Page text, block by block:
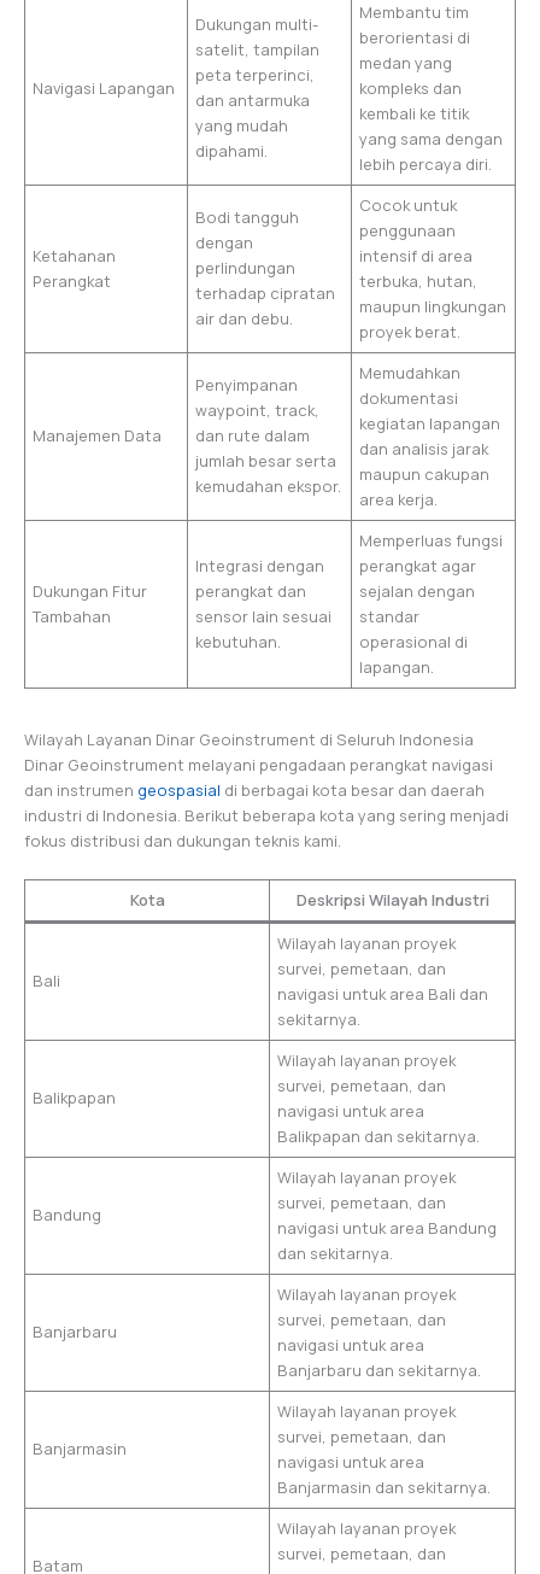
Navigasi Lapangan
Dukungan multi-
satelit, tampilan
peta terperinci,
dan antarmuka
yang mudah
dipahami.
Membantu tim
berorientasi di
medan yang
kompleks dan
kembali ke titik
yang sama dengan
lebih percaya diri.
Ketahanan
Perangkat
Bodi tangguh
dengan
perlindungan
terhadap cipratan
air dan debu.
Cocok untuk
penggunaan
intensif di area
terbuka, hutan,
maupun lingkungan
proyek berat.
Manajemen Data
Penyimpanan
waypoint, track,
dan rute dalam
jumlah besar serta
kemudahan ekspor.
Memudahkan
dokumentasi
kegiatan lapangan
dan analisis jarak
maupun cakupan
area kerja.
Dukungan Fitur
Tambahan
Integrasi dengan
perangkat dan
sensor lain sesuai
kebutuhan.
Memperluas fungsi
perangkat agar
sejalan dengan
standar
operasional di
lapangan.
Wilayah Layanan Dinar Geoinstrument di Seluruh Indonesia
Dinar Geoinstrument melayani pengadaan perangkat navigasi
dan instrumen geospasial di berbagai kota besar dan daerah
industri di Indonesia. Berikut beberapa kota yang sering menjadi
fokus distribusi dan dukungan teknis kami.
Kota Deskripsi Wilayah Industri
Bali
Wilayah layanan proyek
survei, pemetaan, dan
navigasi untuk area Bali dan
sekitarnya.
Balikpapan
Wilayah layanan proyek
survei, pemetaan, dan
navigasi untuk area
Balikpapan dan sekitarnya.
Bandung
Wilayah layanan proyek
survei, pemetaan, dan
navigasi untuk area Bandung
dan sekitarnya.
Banjarbaru
Wilayah layanan proyek
survei, pemetaan, dan
navigasi untuk area
Banjarbaru dan sekitarnya.
Banjarmasin
Wilayah layanan proyek
survei, pemetaan, dan
navigasi untuk area
Banjarmasin dan sekitarnya.
Batam
Wilayah layanan proyek
survei, pemetaan, dan